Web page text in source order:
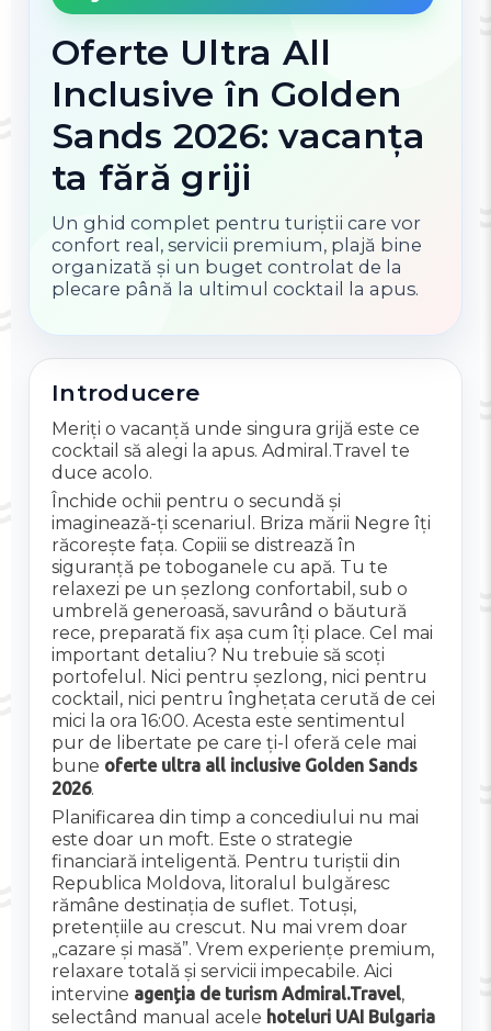
Oferte Ultra All
Inclusive în Golden
Sands 2026: vacanța
ta fără griji
Un ghid complet pentru turiștii care vor
confort real, servicii premium, plajă bine
organizată și un buget controlat de la
plecare până la ultimul cocktail la apus.
Introducere
Meriți o vacanță unde singura grijă este ce
cocktail să alegi la apus. Admiral.Travel te
duce acolo.
Închide ochii pentru o secundă și
imaginează-ți scenariul. Briza mării Negre îți
răcorește fața. Copiii se distrează în
siguranță pe toboganele cu apă. Tu te
relaxezi pe un șezlong confortabil, sub o
umbrelă generoasă, savurând o băutură
rece, preparată fix așa cum îți place. Cel mai
important detaliu? Nu trebuie să scoți
portofelul. Nici pentru șezlong, nici pentru
cocktail, nici pentru înghețata cerută de cei
mici la ora 16:00. Acesta este sentimentul
pur de libertate pe care ți-l oferă cele mai
bune oferte ultra all inclusive Golden Sands
2026.
Planificarea din timp a concediului nu mai
este doar un moft. Este o strategie
financiară inteligentă. Pentru turiștii din
Republica Moldova, litoralul bulgăresc
rămâne destinația de suflet. Totuși,
pretențiile au crescut. Nu mai vrem doar
„cazare și masă”. Vrem experiențe premium,
relaxare totală și servicii impecabile. Aici
intervine agenția de turism Admiral.Travel,
selectând manual acele hoteluri UAI Bulgaria